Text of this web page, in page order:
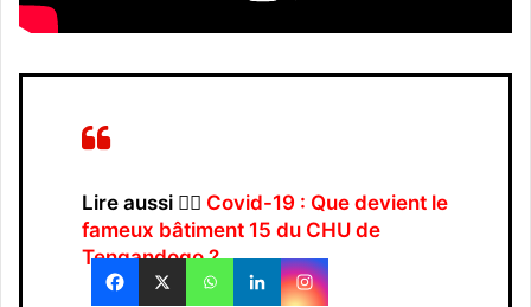
Lire aussi 👉🏿 Covid-19 : Que devient le
fameux bâtiment 15 du CHU de
Tengandogo ?